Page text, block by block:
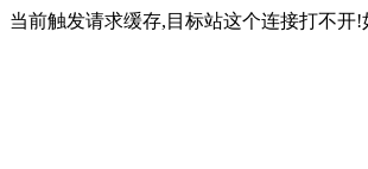
当前触发请求缓存,目标站这个连接打不